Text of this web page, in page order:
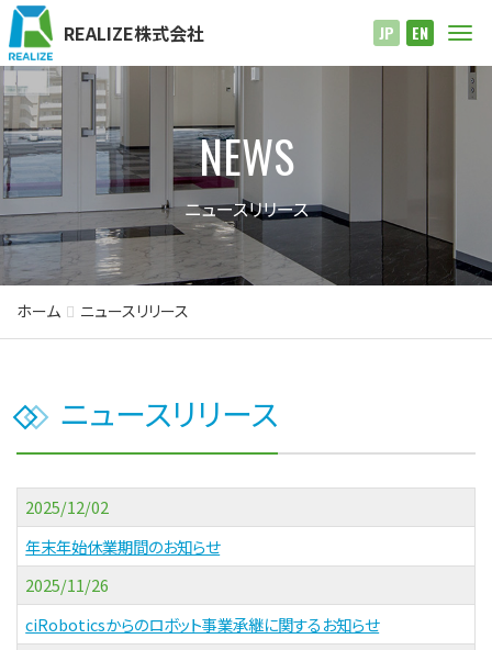
REALIZE株式会社 EN
JP
NEWS
ニュースリリース
ホーム ニュースリリース
ニュースリリース
2025/12/02
年末年始休業期間のお知らせ
2025/11/26
ciRoboticsからのロボット事業承継に関するお知らせ